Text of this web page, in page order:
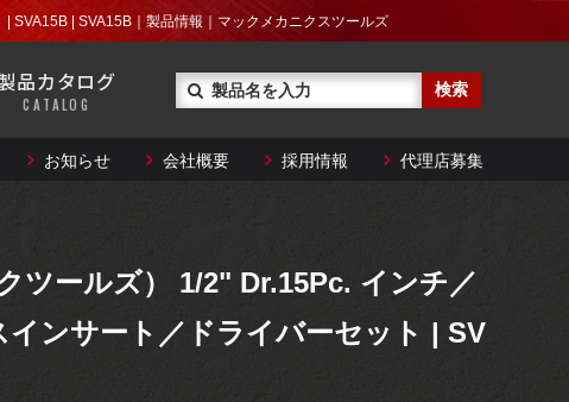
レンチ
ー 特殊工具
とができない大型商品や
することができます。
品カタログ
CATALOG
レンチ
トルクレンチ
ル
サスペンション
メンテナンス
とができない大型商品や
技術資料ダウンロード
お知らせ 会社概要 採用情報 代理店募集
SVA15B | SVA15B｜製品情報｜マックメカニクスツールズ
ツールズ） 1/2" Dr.15Pc. インチ／
ンサート／ドライバーセット | SV